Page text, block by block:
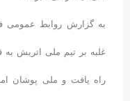
به گزارش روابط عمومی
راه یافت و ملی پوشان